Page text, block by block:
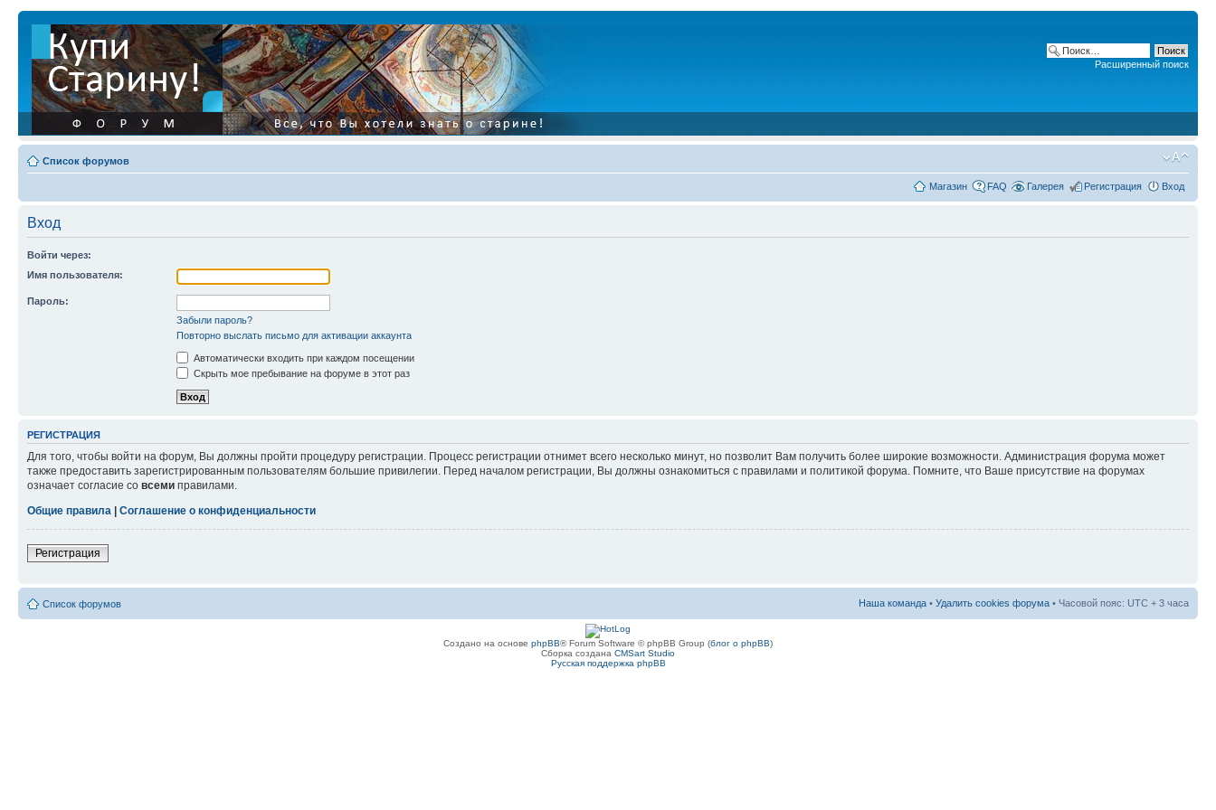
Расширенный поиск
Список форумов
Магазин FAQ Галерея Регистрация Вход
Вход
Войти через:
Имя пользователя:
Пароль:
Забыли пароль?
Повторно выслать письмо для активации аккаунта
Автоматически входить при каждом посещении
Скрыть мое пребывание на форуме в этот раз
РЕГИСТРАЦИЯ
Для того, чтобы войти на форум, Вы должны пройти процедуру регистрации. Процесс регистрации отнимет всего несколько минут, но позволит Вам получить более широкие возможности. Администрация форума может
также предоставить зарегистрированным пользователям большие привилегии. Перед началом регистрации, Вы должны ознакомиться с правилами и политикой форума. Помните, что Ваше присутствие на форумах
означает согласие со всеми правилами.
Общие правила | Соглашение о конфиденциальности
Регистрация
Список форумов Наша команда • Удалить cookies форума • Часовой пояс: UTC + 3 часа
Создано на основе phpBB® Forum Software © phpBB Group (блог о phpBB)
Сборка создана CMSart Studio
Русская поддержка phpBB